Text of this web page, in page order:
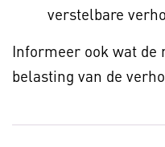
verstelbare
Informeer ook wat de
belasting van de